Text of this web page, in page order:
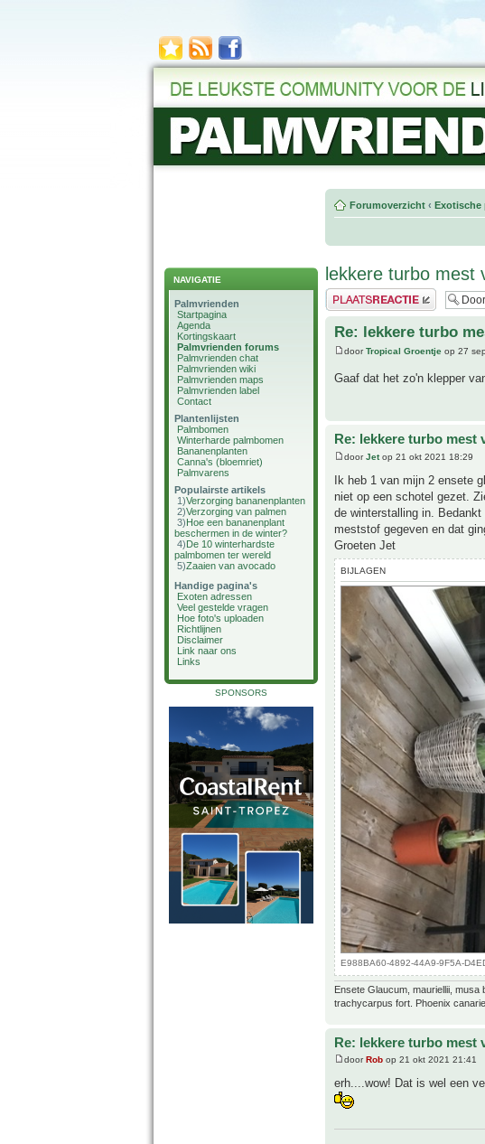
NAVIGATIE
Palmvrienden
Startpagina
Agenda
Kortingskaart
Palmvrienden forums
Palmvrienden chat
Palmvrienden wiki
Palmvrienden maps
Palmvrienden label
Contact
Plantenlijsten
Palmbomen
Winterharde palmbomen
Bananenplanten
Canna's (bloemriet)
Palmvarens
Populairste artikels
1)Verzorging bananenplanten
2)Verzorging van palmen
3)Hoe een bananenplant
beschermen in de winter?
4)De 10 winterhardste
palmbomen ter wereld
5)Zaaien van avocado
Handige pagina's
Exoten adressen
Veel gestelde vragen
Hoe foto's uploaden
Richtlijnen
Disclaimer
Link naar ons
Links
SPONSORS
Forumoverzicht ‹ Exotische
lekkere turbo mest
Plaats een reactie
Re: lekkere turbo
doorTropical Groentje op 27
Gaaf dat het zo'n klepper
Re: lekkere turbo mest
doorJetop 21 okt 2021 18:29
Ik heb 1 van mijn 2 ensete
niet op een schotel gezet.
de winterstalling in.
meststof gegeven en dat
Groeten Jet
BIJLAGEN
E988BA60-4892-44A9-9F5A-
Ensete Glaucum, mauriellii,
trachycarpus fort. Phoenix
Re: lekkere turbo mest
doorRob op 21 okt 2021 21:41
erh....wow! Dat is wel een